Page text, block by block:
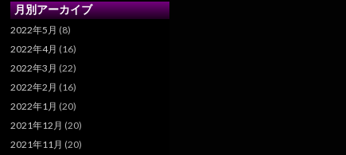
月別アーカイブ
2022年5月 (8)
2022年4月 (16)
2022年3月 (22)
2022年2月 (16)
2022年1月 (20)
2021年12月 (20)
2021年11月 (20)